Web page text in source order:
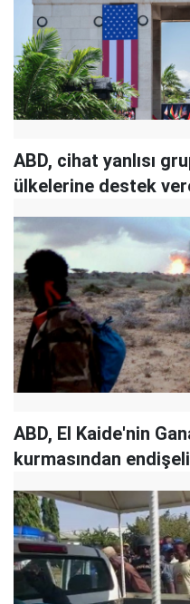
ABD, cihat yanlısı
ülkelerine destek
ABD, El Kaide'nin
kurmasından endişeli